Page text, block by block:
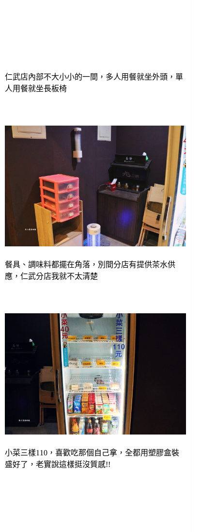
仁武店內部不大小小的一間，多人用餐就坐外頭，單
人用餐就坐長板椅
餐具、調味料都擺在角落，別間分店有提供茶水供
應，仁武分店我就不太清楚
小菜三樣110，喜歡吃那個自己拿，全都用塑膠盒裝
盛好了，老實說這樣挺沒質感!!